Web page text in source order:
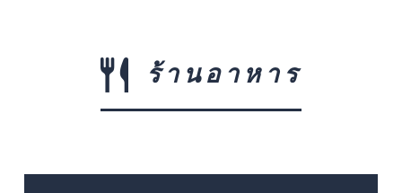
ร้านอาหาร